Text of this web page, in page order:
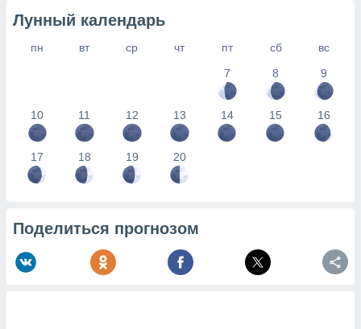
Лунный календарь
пн вт ср чт пт сб
вс
7
8 9
10 11 12 13 14 15 16
17 18 19 20
Поделиться прогнозом